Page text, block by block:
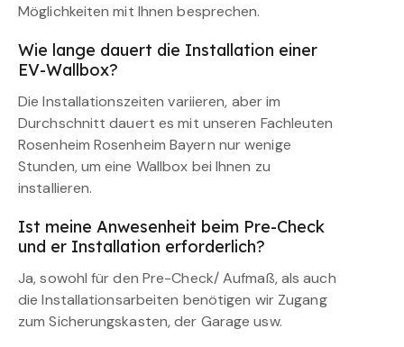
Möglichkeiten mit Ihnen besprechen.
Wie lange dauert die Installation einer
EV-Wallbox?
Die Installationszeiten variieren, aber im
Durchschnitt dauert es mit unseren Fachleuten
Rosenheim Rosenheim Bayern nur wenige
Stunden, um eine Wallbox bei Ihnen zu
installieren.
Ist meine Anwesenheit beim Pre-Check
und er Installation erforderlich?
Ja, sowohl für den Pre-Check/ Aufmaß, als auch
die Installationsarbeiten benötigen wir Zugang
zum Sicherungskasten, der Garage usw.